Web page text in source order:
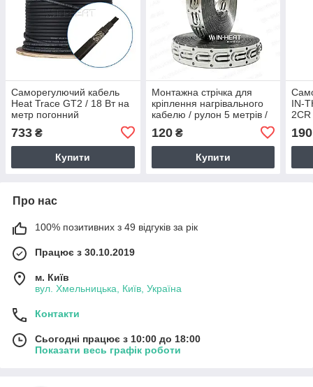
Саморегулючий кабель
Heat Trace GT2 / 18 Вт на
метр погонний
733 ₴
Купити
Монтажна стрічка для
кріплення нагрівального
кабелю / рулон 5 метрів /
вибір)
120₴
Купити
IN-
190
Про нас
100% позитивних з 49 відгуків за рік
Працює з 30.10.2019
м. Київ
вул. Хмельницька, Київ, Україна
Контакти
Сьогодні працює з 10:00 до 18:00
Показати весь графік роботи